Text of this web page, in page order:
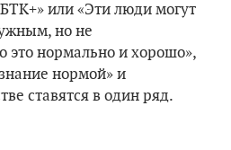
или «Эти люди могут
но не
это нормально и хорошо»,
нормой» и
ставятся в один ряд.